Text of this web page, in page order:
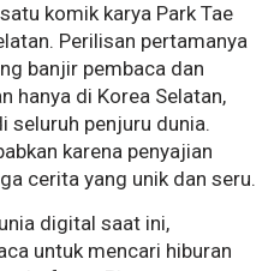
komik karya Park Tae
Perilisan pertamanya
banjir pembaca dan
hanya di Korea Selatan,
seluruh penjuru dunia.
karena penyajian
cerita yang unik dan seru.
digital saat ini,
untuk mencari hiburan